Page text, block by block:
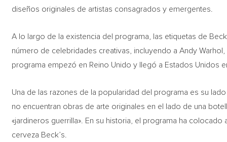
diseños originales de artistas consagrados y emergentes.
A lo largo de la existencia del programa, las etiquetas de
número de celebridades creativas, incluyendo a Andy
programa empezó en Reino Unido y llegó a Estados Unidos
Una de las razones de la popularidad del programa es su
no encuentran obras de arte originales en el lado de una
«jardineros guerrilla». En su historia, el programa ha
cerveza Beck’s.